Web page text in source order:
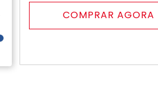
COMPRAR AGORA